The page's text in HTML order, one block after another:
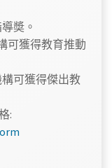
奬。
可獲得教育推動
可獲得傑出教
: